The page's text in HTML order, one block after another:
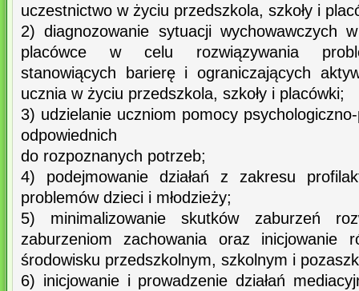
uczestnictwo w życiu przedszkola, szkoły i
2) diagnozowanie sytuacji wychowawczych
placówce w celu rozwiązywania
stanowiących barierę i ograniczających
ucznia w życiu przedszkola, szkoły i placówki;
3) udzielanie uczniom pomocy
odpowiednich
do rozpoznanych potrzeb;
4) podejmowanie działań z zakresu
problemów dzieci i młodzieży;
5) minimalizowanie skutków zaburzeń
zaburzeniom zachowania oraz inicjowanie
środowisku przedszkolnym, szkolnym i
6) inicjowanie i prowadzenie działań